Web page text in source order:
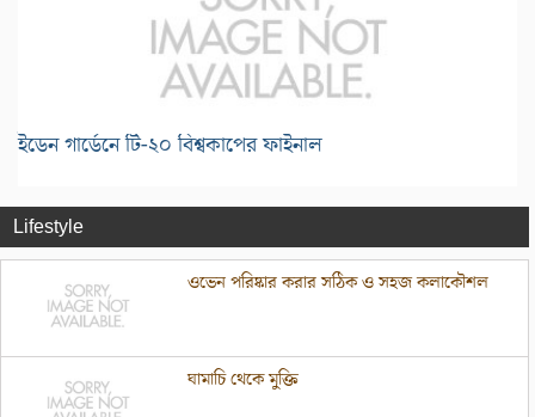
ইডেন গার্ডেনে টি-২০ বিশ্বকাপের ফাইনাল
Lifestyle
ওভেন পরিষ্কার করার সঠিক ও সহজ কলাকৌশল
ঘামাচি থেকে মুক্তি